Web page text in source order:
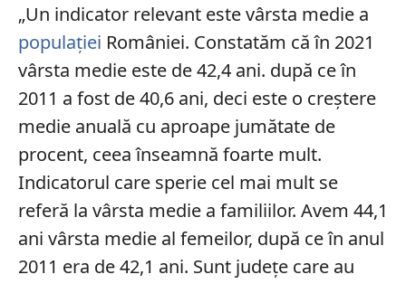
„Un indicator relevant este vârsta medie a
populației României. Constatăm că în 2021
vârsta medie este de 42,4 ani. după ce în
2011 a fost de 40,6 ani, deci este o creştere
medie anuală cu aproape jumătate de
procent, ceea înseamnă foarte mult.
Indicatorul care sperie cel mai mult se
referă la vârsta medie a familiilor. Avem 44,1
ani vârsta medie al femeilor, după ce în anul
2011 era de 42,1 ani. Sunt județe care au